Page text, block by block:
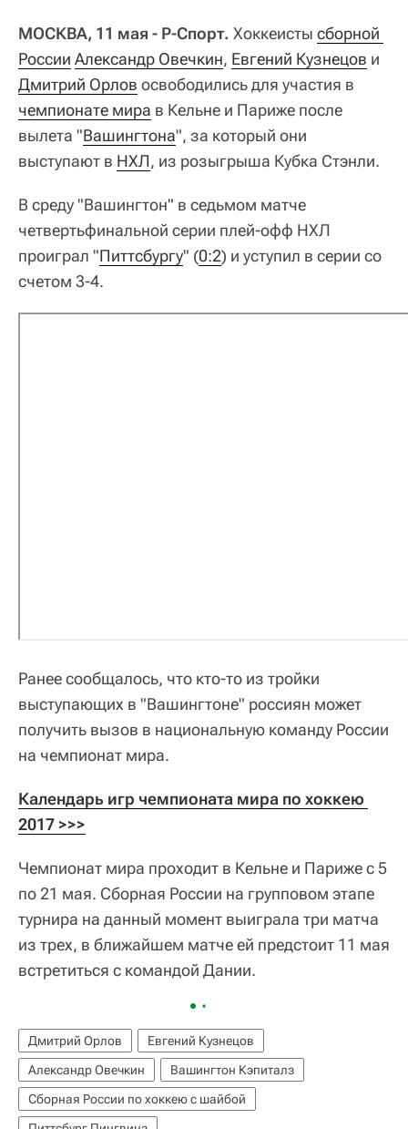
МОСКВА, 11 мая - Р-Спорт. Хоккеисты сборной
России Александр Овечкин, Евгений Кузнецов и
Дмитрий Орлов освободились для участия в
чемпионате мира в Кельне и Париже после
вылета "Вашингтона", за который они
выступают в НХЛ, из розыгрыша Кубка Стэнли.
В среду "Вашингтон" в седьмом матче
четвертьфинальной серии плей-офф НХЛ
проиграл "Питтсбургу" (0:2) и уступил в серии со
счетом 3-4.
Ранее сообщалось, что кто-то из тройки
выступающих в "Вашингтоне" россиян может
получить вызов в национальную команду России
на чемпионат мира.
Календарь игр чемпионата мира по хоккею
2017 >>>
Чемпионат мира проходит в Кельне и Париже с 5
по 21 мая. Сборная России на групповом этапе
турнира на данный момент выиграла три матча
из трех, в ближайшем матче ей предстоит 11 мая
встретиться с командой Дании.
Дмитрий Орлов
Евгений Кузнецов
Александр Овечкин
Вашингтон Кэпиталз
Сборная России по хоккею с шайбой